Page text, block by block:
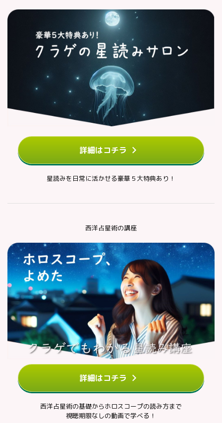
詳細はコチラ
星読みを日常に活かせる豪華５大特典あり！
西洋占星術の講座
詳細はコチラ
西洋占星術の基礎からホロスコープの読み方まで
視聴期限なしの動画で学べる！